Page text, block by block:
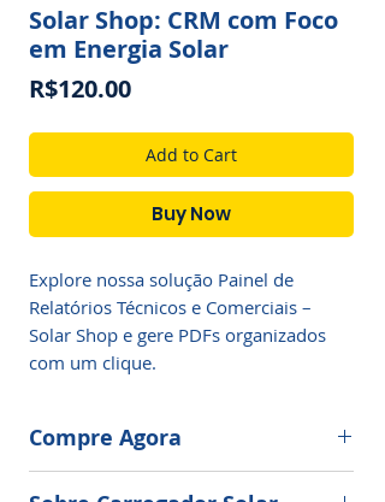
Solar Shop: CRM com Foco
em Energia Solar
R$120.00Price
Add to Cart
Buy Now
Explore nossa solução Painel de
Relatórios Técnicos e Comerciais –
Solar Shop e gere PDFs organizados
com um clique.
Compre Agora